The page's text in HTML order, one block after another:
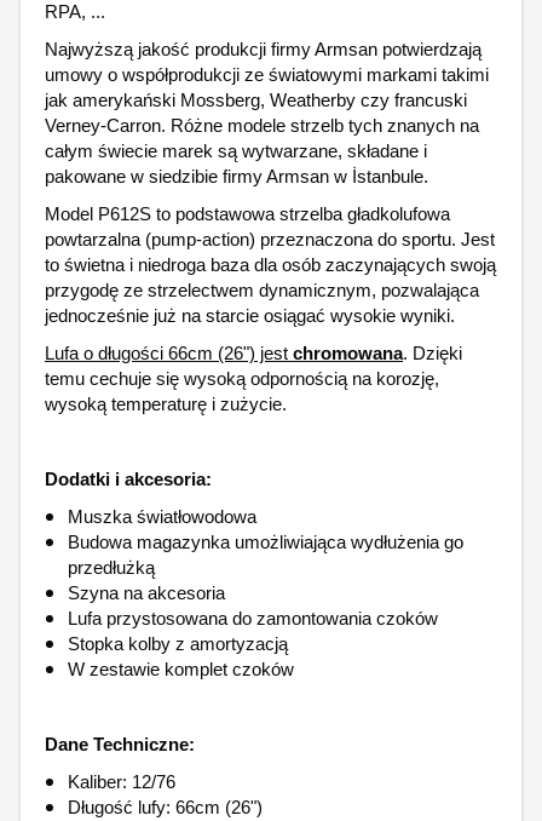
RPA, ...
Najwyższą jakość produkcji firmy Armsan potwierdzają
umowy o współprodukcji ze światowymi markami takimi
jak amerykański Mossberg, Weatherby czy francuski
Verney-Carron. Różne modele strzelb tych znanych na
całym świecie marek są wytwarzane, składane i
pakowane w siedzibie firmy Armsan w İstanbule.
Model P612S to podstawowa strzelba gładkolufowa
powtarzalna (pump-action) przeznaczona do sportu. Jest
to świetna i niedroga baza dla osób zaczynających swoją
przygodę ze strzelectwem dynamicznym, pozwalająca
jednocześnie już na starcie osiągać wysokie wyniki.
Lufa o długości 66cm (26") jest chromowana. Dzięki
temu cechuje się wysoką odpornością na korozję,
wysoką temperaturę i zużycie.
Dodatki i akcesoria:
Muszka światłowodowa
Budowa magazynka umożliwiająca wydłużenia go
przedłużką
Szyna na akcesoria
Lufa przystosowana do zamontowania czoków
Stopka kolby z amortyzacją
W zestawie komplet czoków
Dane Techniczne:
Kaliber: 12/76
Długość lufy: 66cm (26")